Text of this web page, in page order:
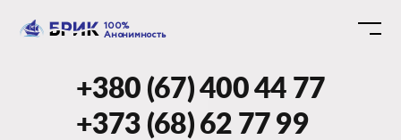
100%
Анонимность
+380 (67) 400 44 77
+373 (68) 62 77 99